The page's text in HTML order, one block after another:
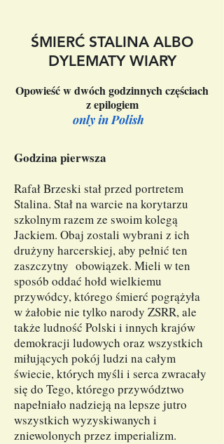
ŚMIERĆ STALINA ALBO
DYLEMATY WIARY
Opowieść w dwóch godzinnych częściach
z epilogiem
only in Polish
Godzina pierwsza
Rafał Brzeski stał przed portretem
Stalina. Stał na warcie na korytarzu
szkolnym razem ze swoim kolegą
Jackiem. Obaj zostali wybrani z ich
drużyny harcerskiej, aby pełnić ten
zaszczytny obowiązek. Mieli w ten
sposób oddać hołd wielkiemu
przywódcy, którego śmierć pogrążyła
w żałobie nie tylko narody ZSRR, ale
także ludność Polski i innych krajów
demokracji ludowych oraz wszystkich
miłujących pokój ludzi na całym
świecie, których myśli i serca zwracały
się do Tego, którego przywództwo
napełniało nadzieją na lepsze jutro
wszystkich wyzyskiwanych i
zniewolonych przez imperializm.